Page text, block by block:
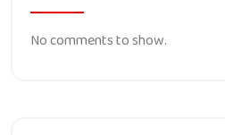
No comments to show.